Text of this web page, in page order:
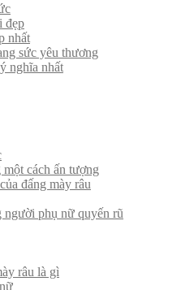
đẹp
nhất
sức yêu thương
nghĩa nhất
cách ấn tượng
đấng mày râu
người phụ nữ quyến rũ
râu là gì